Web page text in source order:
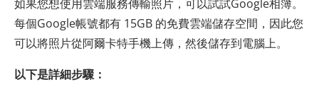
如果您想使用雲端服務傳輸照片，可以試試Google相簿。
每個Google帳號都有 15GB 的免費雲端儲存空間，因此您
可以將照片從阿爾卡特手機上傳，然後儲存到電腦上。
以下是詳細步驟：